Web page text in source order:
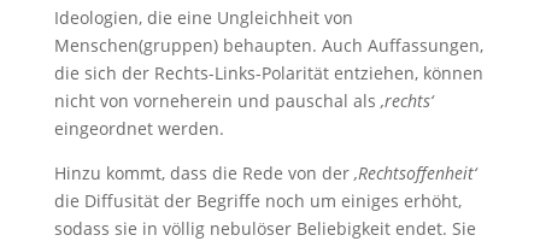
Ideologien, die eine Ungleichheit von
Menschen(gruppen) behaupten. Auch Auffassungen,
die sich der Rechts-Links-Polarität entziehen, können
nicht von vorneherein und pauschal als ‚rechts‘
eingeordnet werden.
Hinzu kommt, dass die Rede von der ‚Rechtsoffenheit‘
die Diffusität der Begriffe noch um einiges erhöht,
sodass sie in völlig nebulöser Beliebigkeit endet. Sie